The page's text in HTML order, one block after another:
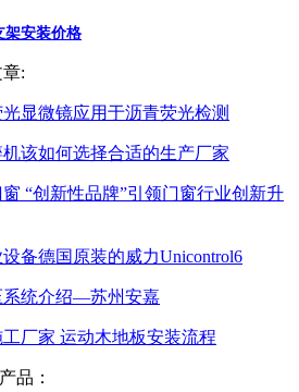
架安装价格
:
显微镜应用于沥青荧光检测
该如何选择合适的生产厂家
“创新性品牌”引领门窗行业创新升
备德国原装的威力Unicontrol6
系统介绍—苏州安嘉
厂家 运动木地板安装流程
品：